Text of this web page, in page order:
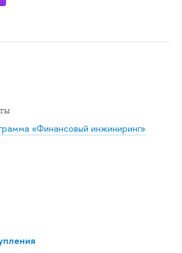
«Финансовый инжиниринг»